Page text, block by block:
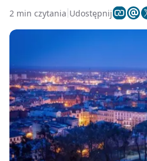
2 min czytania Udostępnij